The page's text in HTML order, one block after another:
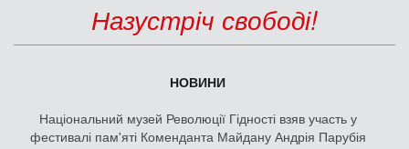
Назустріч свободі!
НОВИНИ
Національний музей Революції Гідності взяв участь у
фестивалі пам'яті Коменданта Майдану Андрія Парубія